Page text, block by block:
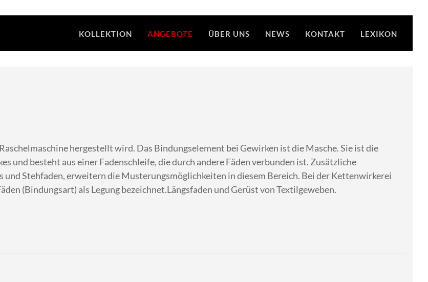
KOLLEKTION ANGEBOTE ÜBER UNS NEWS KONTAKT LEXIKON
hergestellt wird. Das Bindungselement bei Gewirken ist die Masche. Sie ist die
und besteht aus einer Fadenschleife, die durch andere Fäden verbunden ist. Zusätzliche
und Stehfaden, erweitern die Musterungsmöglichkeiten in diesem Bereich. Bei der Kettenwirkerei
(Bindungsart) als Legung bezeichnet.Längsfaden und Gerüst von Textilgeweben.